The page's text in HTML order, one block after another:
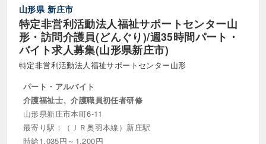
山形県 新庄市
特定非営利活動法人福祉サポートセンター山
形・訪問介護員(どんぐり)/週35時間パート・
バイト求人募集(山形県新庄市)
特定非営利活動法人福祉サポートセンター山形
パート・アルバイト
介護福祉士、介護職員初任者研修
山形県新庄市本町6-11
最寄り駅：（ＪＲ奥羽本線）新庄駅
時給1,035円～1,200円